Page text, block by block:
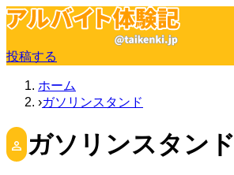
投稿する
ホーム
ガソリンスタンド
ガソリンスタンド